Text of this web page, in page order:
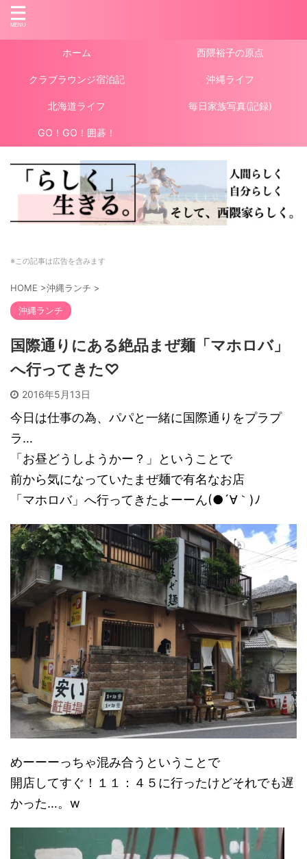
ホーム 西隈裕子の原点
クラブラウンジ宿泊記 沖縄ライフ
北海道ライフ 毎日家族写真(記録)
GO！GO！囲碁！
※この記事は広告を含みます
HOME >沖縄ランチ >
沖縄ランチ
国際通りにある絶品まぜ麺「マホロバ」
へ行ってきた♡
2016年5月13日
今日は仕事の為、パパと一緒に国際通りをプラプ
ラ…
「お昼どうしようかー？」ということで
前から気になっていたまぜ麺で有名なお店
「マホロバ」へ行ってきたよーーん(●´∀｀)ﾉ
めーーーっちゃ混み合うということで
開店してすぐ！１１：４５に行ったけどそれでも遅
かった…。w